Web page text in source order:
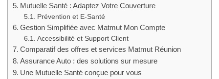
Mutuelle Santé : Adaptez Votre Couverture
Prévention et E-Santé
Gestion Simplifiée avec Matmut Mon Compte
Accessibilité et Support Client
Comparatif des offres et services Matmut Réunion
Assurance Auto : des solutions sur mesure
Une Mutuelle Santé conçue pour vous